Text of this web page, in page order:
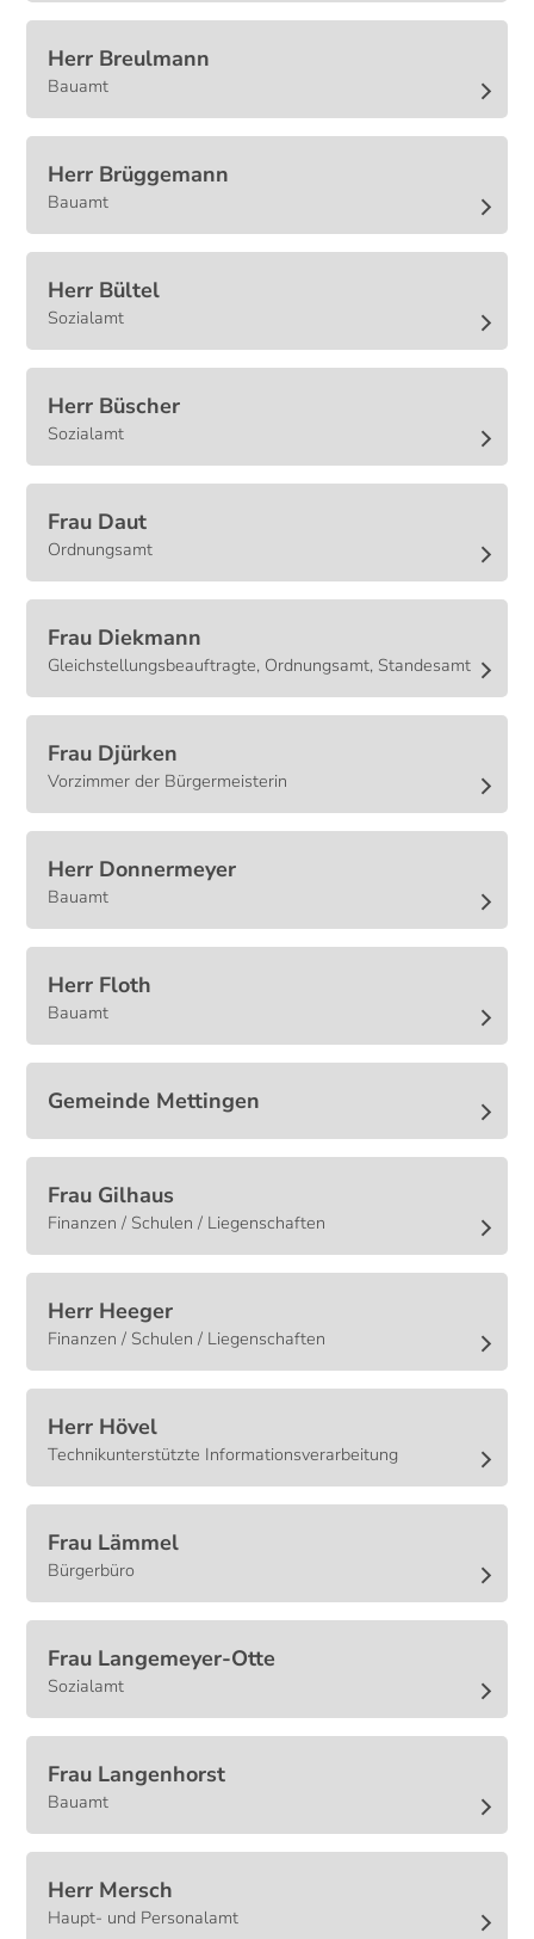
Herr Breulmann
Bauamt
Herr Brüggemann
Bauamt
Herr Bültel
Sozialamt
Herr Büscher
Sozialamt
Frau Daut
Ordnungsamt
Frau Diekmann
Gleichstellungsbeauftragte, Ordnungsamt, Standesamt
Frau Djürken
Vorzimmer der Bürgermeisterin
Herr Donnermeyer
Bauamt
Herr Floth
Bauamt
Gemeinde Mettingen
Frau Gilhaus
Finanzen / Schulen / Liegenschaften
Herr Heeger
Finanzen / Schulen / Liegenschaften
Herr Hövel
Technikunterstützte Informationsverarbeitung
Frau Lämmel
Bürgerbüro
Frau Langemeyer-Otte
Sozialamt
Frau Langenhorst
Bauamt
Herr Mersch
Haupt- und Personalamt